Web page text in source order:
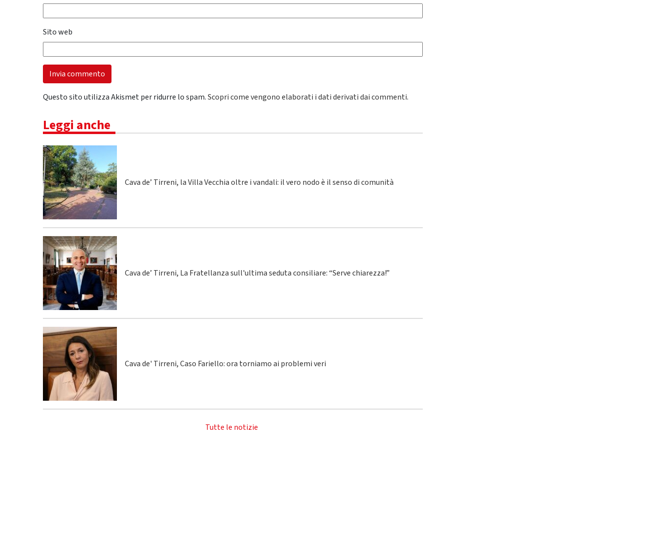
Sito web
Questo sito utilizza Akismet per ridurre lo spam.Scopri come vengono elaborati i dati derivati dai commenti.
Leggi anche
Cava de’ Tirreni, la Villa Vecchia oltre i vandali: il vero nodo è il senso di comunità
Cava de’ Tirreni, La Fratellanza sull'ultima seduta consiliare: “Serve chiarezza!”
Cava de' Tirreni, Caso Fariello: ora torniamo ai problemi veri
Tutte le notizie